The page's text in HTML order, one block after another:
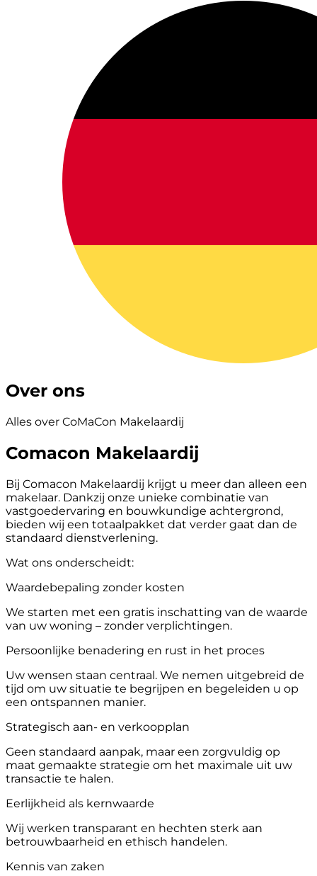
Over ons
Alles over CoMaCon Makelaardij
Comacon Makelaardij
Bij Comacon Makelaardij krijgt u meer dan alleen een
makelaar. Dankzij onze unieke combinatie van
vastgoedervaring en bouwkundige achtergrond,
bieden wij een totaalpakket dat verder gaat dan de
standaard dienstverlening.
Wat ons onderscheidt:
Waardebepaling zonder kosten
We starten met een gratis inschatting van de waarde
van uw woning – zonder verplichtingen.
Persoonlijke benadering en rust in het proces
Uw wensen staan centraal. We nemen uitgebreid de
tijd om uw situatie te begrijpen en begeleiden u op
een ontspannen manier.
Strategisch aan- en verkoopplan
Geen standaard aanpak, maar een zorgvuldig op
maat gemaakte strategie om het maximale uit uw
transactie te halen.
Eerlijkheid als kernwaarde
Wij werken transparant en hechten sterk aan
betrouwbaarheid en ethisch handelen.
Kennis van zaken